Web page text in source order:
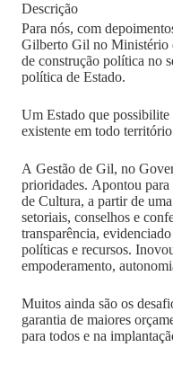
Descrição
Para nós, com
Gilberto Gil no Ministério
de construção política no
política de Estado.
Um Estado que
existente em todo
A Gestão de Gil, no
prioridades. Apontou
de Cultura, a partir de
setoriais, conselhos e
transparência,
políticas e recursos.
empoderamento,
Muitos ainda são os
garantia de maiores
para todos e na